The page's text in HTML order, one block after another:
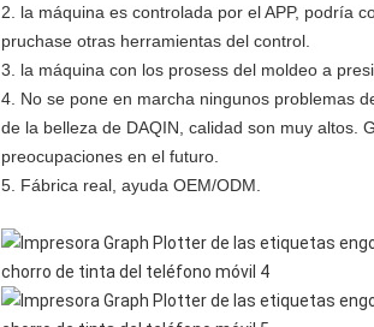
2. la máquina es controlada por el APP, podría
pruchase otras herramientas del control.
3. la máquina con los prosess del moldeo a
4. No se pone en marcha ningunos problemas
de la belleza de DAQIN, calidad son muy altos.
preocupaciones en el futuro.
5. Fábrica real, ayuda OEM/ODM.